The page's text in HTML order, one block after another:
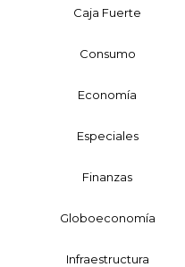
Caja Fuerte
Consumo
Economía
Especiales
Finanzas
Globoeconomía
Infraestructura